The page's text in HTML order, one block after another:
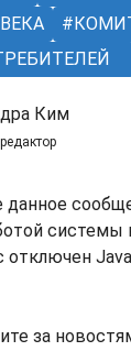
Ким
системы
отключен
за